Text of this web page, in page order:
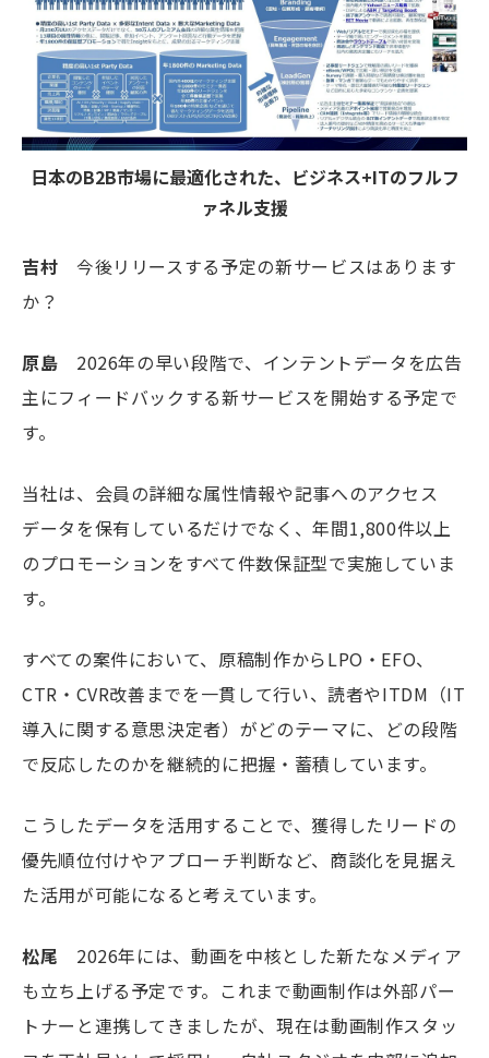
日本のB2B市場に最適化された、ビジネス+ITのフルフ
ァネル支援
吉村 今後リリースする予定の新サービスはあります
か？
原島 2026年の早い段階で、インテントデータを広告
主にフィードバックする新サービスを開始する予定で
す。
当社は、会員の詳細な属性情報や記事へのアクセス
データを保有しているだけでなく、年間1,800件以上
のプロモーションをすべて件数保証型で実施していま
す。
すべての案件において、原稿制作からLPO・EFO、
CTR・CVR改善までを一貫して行い、読者やITDM（IT
導入に関する意思決定者）がどのテーマに、どの段階
で反応したのかを継続的に把握・蓄積しています。
こうしたデータを活用することで、獲得したリードの
優先順位付けやアプローチ判断など、商談化を見据え
た活用が可能になると考えています。
松尾 2026年には、動画を中核とした新たなメディア
も立ち上げる予定です。これまで動画制作は外部パー
トナーと連携してきましたが、現在は動画制作スタッ